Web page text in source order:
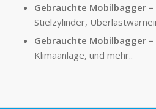
Gebrauchte Mobilbagger –
Stielzylinder,
Gebrauchte Mobilbagger –
Klimaanlage, und mehr..